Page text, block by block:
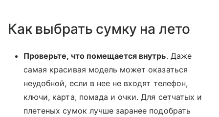
Как выбрать сумку на лето
Проверьте, что помещается внутрь. Даже
самая красивая модель может оказаться
неудобной, если в нее не входят телефон,
ключи, карта, помада и очки. Для сетчатых и
плетеных сумок лучше заранее подобрать